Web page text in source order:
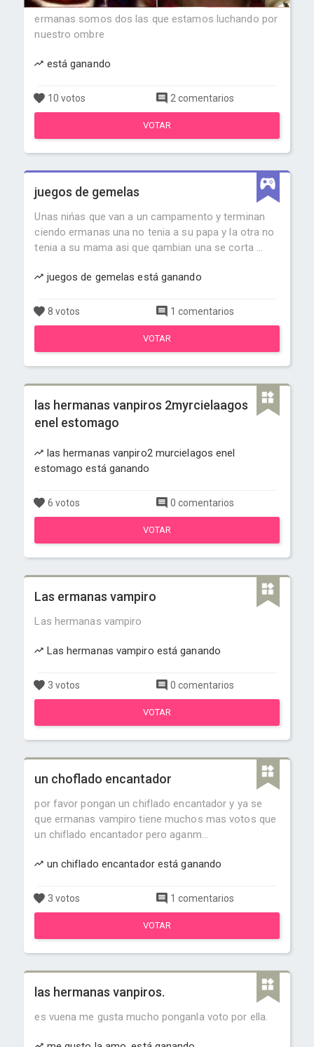
ermanas somos dos las que estamos luchando por
nuestro ombre
está ganando
10 votos 2 comentarios
VOTAR
juegos de gemelas
Unas nińas que van a un campamento y terminan
ciendo ermanas una no tenia a su papa y la otra no
tenia a su mama asi que qambian una se corta ...
juegos de gemelas está ganando
8 votos 1 comentarios
VOTAR
las hermanas vanpiros 2myrcielaagos
enel estomago
las hermanas vanpiro2 murcielagos enel
estomago está ganando
6 votos 0 comentarios
VOTAR
Las ermanas vampiro
Las hermanas vampiro
Las hermanas vampiro está ganando
3 votos 0 comentarios
VOTAR
un choflado encantador
por favor pongan un chiflado encantador y ya se
que ermanas vampiro tiene muchos mas votos que
un chiflado encantador pero aganm...
un chiflado encantador está ganando
3 votos 1 comentarios
VOTAR
las hermanas vanpiros.
es vuena me gusta mucho ponganla voto por ella.